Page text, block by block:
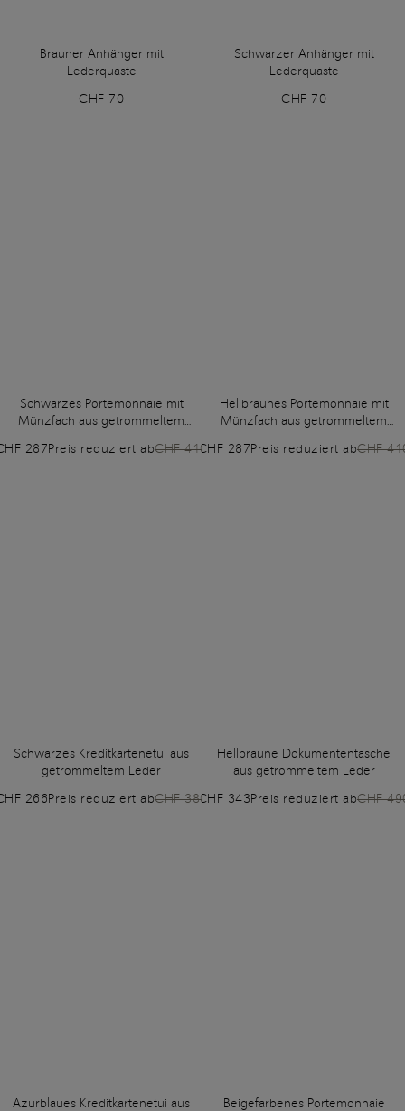
Brauner Anhänger mit
Lederquaste
CHF 70
Schwarzer Anhänger mit
Lederquaste
CHF 70
Schwarzes Portemonnaie mit
Münzfach aus getrommeltem
287Preis reduziert abCHF 410
Hellbraunes Portemonnaie mit
Münzfach aus getrommeltem
CHF 287Preis reduziert abCHF
Schwarzes Kreditkartenetui aus
getrommeltem Leder
266Preis reduziert abCHF 380
Hellbraune Dokumententasche
aus getrommeltem Leder
CHF 343Preis reduziert abCHF
Azurblaues Kreditkartenetui aus
Beigefarbenes Portemonnaie